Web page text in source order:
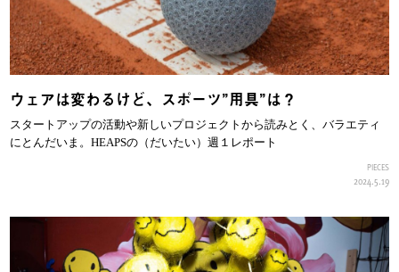
ウェアは変わるけど、スポーツ”用具”は？
スタートアップの活動や新しいプロジェクトから読みとく、バラエティ
にとんだいま。HEAPSの（だいたい）週１レポート
PIECES
2024.5.19